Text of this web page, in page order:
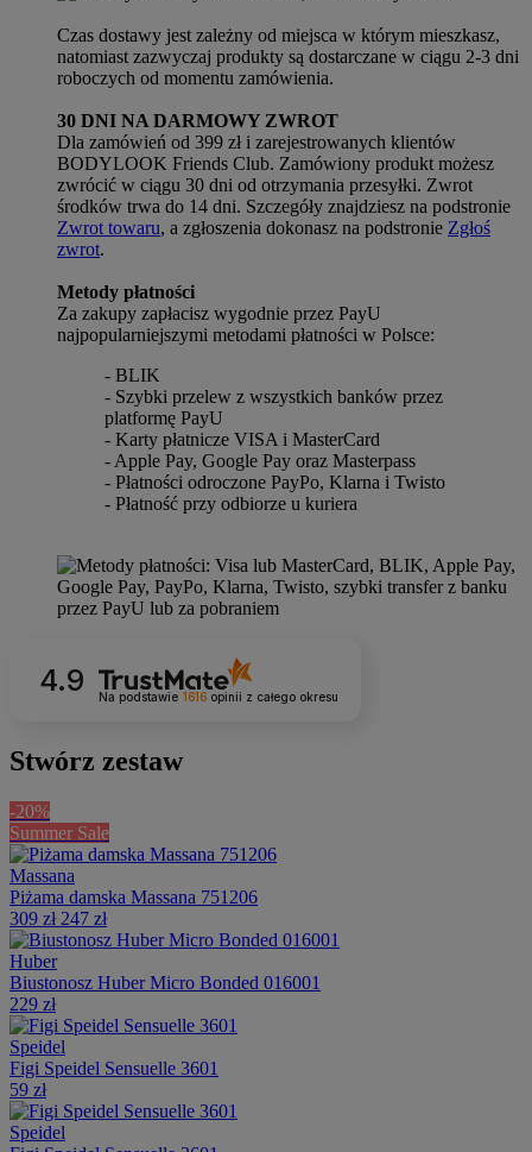
Czas dostawy jest zależny od miejsca w którym mieszkasz,
natomiast zazwyczaj produkty są dostarczane w ciągu 2-3 dni
roboczych od momentu zamówienia.
30 DNI NA DARMOWY ZWROT
Dla zamówień od 399 zł i zarejestrowanych klientów
BODYLOOK Friends Club. Zamówiony produkt możesz
zwrócić w ciągu 30 dni od otrzymania przesyłki. Zwrot
środków trwa do 14 dni. Szczegóły znajdziesz na podstronie
Zwrot towaru, a zgłoszenia dokonasz na podstronie Zgłoś
zwrot.
Metody płatności
Za zakupy zapłacisz wygodnie przez PayU
najpopularniejszymi metodami płatności w Polsce:
- BLIK
- Szybki przelew z wszystkich banków przez
platformę PayU
- Karty płatnicze VISA i MasterCard
- Apple Pay, Google Pay oraz Masterpass
- Płatności odroczone PayPo, Klarna i Twisto
- Płatność przy odbiorze u kuriera
4.9
Na podstawie 1616opinii z całego okresu
Stwórz zestaw
-20%
Summer Sale
Massana
Piżama damska Massana 751206
309 zł 247 zł
Huber
Biustonosz Huber Micro Bonded 016001
229 zł
Speidel
Figi Speidel Sensuelle 3601
59 zł
Speidel